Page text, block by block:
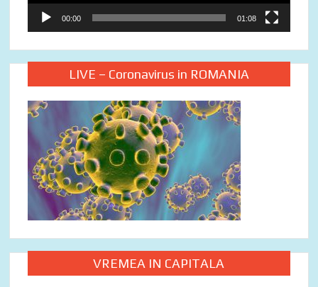
00:00 01:08
LIVE – Coronavirus in ROMANIA
VREMEA IN CAPITALA